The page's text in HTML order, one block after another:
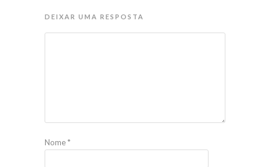
DEIXAR UMA RESPOSTA
Nome*